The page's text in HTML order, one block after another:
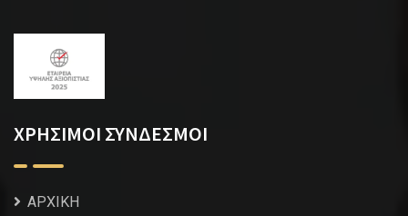
ΧΡΗΣΙΜΟΙ ΣΥΝΔΕΣΜΟΙ
ΑΡΧΙΚΗ